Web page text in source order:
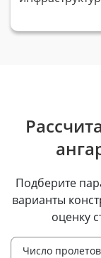
Подберите
варианты
оценку
Число